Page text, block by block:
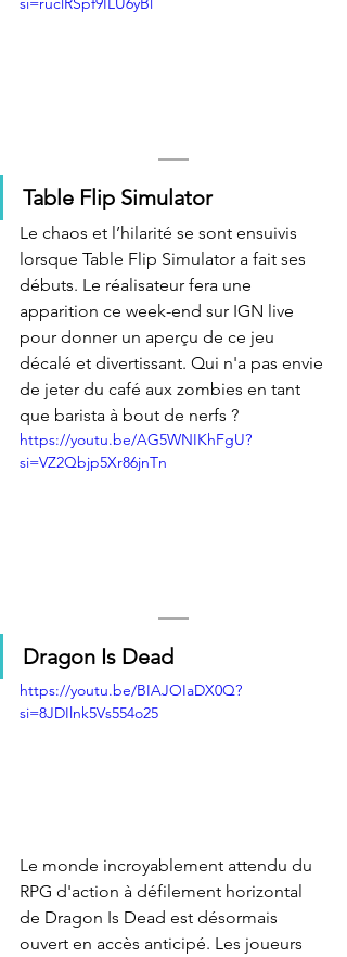
Table Flip Simulator
Le chaos et l’hilarité se sont ensuivis
lorsque Table Flip Simulator a fait ses
débuts. Le réalisateur fera une
apparition ce week-end sur IGN live
pour donner un aperçu de ce jeu
décalé et divertissant. Qui n'a pas envie
de jeter du café aux zombies en tant
que barista à bout de nerfs ?
https://youtu.be/AG5WNIKhFgU?
si=VZ2Qbjp5Xr86jnTn
Dragon Is Dead
https://youtu.be/BIAJOIaDX0Q?
si=8JDIlnk5Vs554o25
Le monde incroyablement attendu du
RPG d'action à défilement horizontal
de Dragon Is Dead est désormais
ouvert en accès anticipé. Les joueurs